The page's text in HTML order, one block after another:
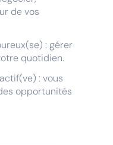
de vos
: gérer
quotidien.
: vous
opportunités